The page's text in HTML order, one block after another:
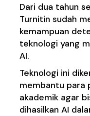
Dari dua tahun
Turnitin sudah
kemampuan
teknologi yang
AI.
Teknologi ini
membantu para
akademik agar
dihasilkan AI